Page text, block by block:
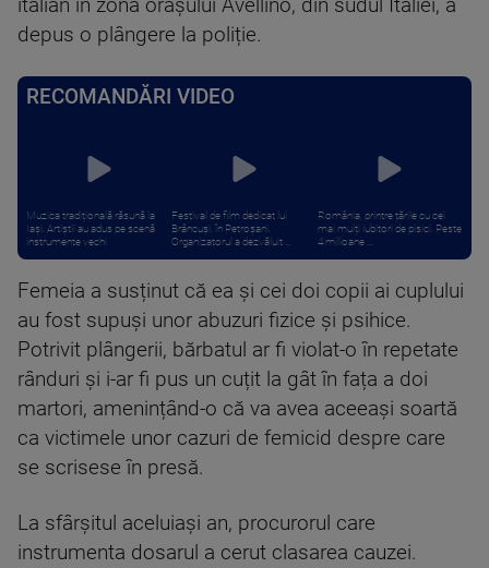
italian în zona orașului Avellino, din sudul Italiei, a
depus o plângere la poliție.
RECOMANDĂRI VIDEO
Muzica tradițională răsună la
Iași. Artiștii au adus pe scenă
instrumente vechi
Festival de film dedicat lui
Brâncuși, în Petroșani.
Organizatorul a dezvăluit ...
România, printre țările cu cei
mai mulți iubitori de pisici. Peste
4 milioane ...
Femeia a susținut că ea și cei doi copii ai cuplului
au fost supuși unor abuzuri fizice și psihice.
Potrivit plângerii, bărbatul ar fi violat-o în repetate
rânduri și i-ar fi pus un cuțit la gât în fața a doi
martori, amenințând-o că va avea aceeași soartă
ca victimele unor cazuri de femicid despre care
se scrisese în presă.
La sfârșitul aceluiași an, procurorul care
instrumenta dosarul a cerut clasarea cauzei.